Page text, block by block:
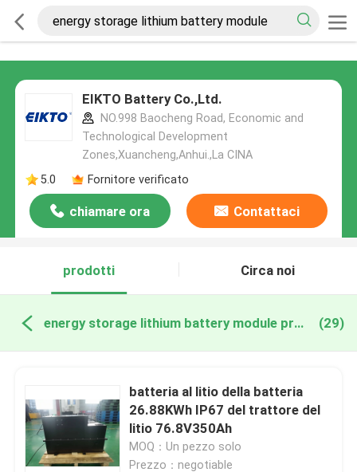
EIKTO Battery Co.,Ltd.
NO.998 Baocheng Road, Economic and
Technological Development
Zones,Xuancheng,Anhui.,La CINA
5.0
Fornitore verificato
chiamare ora Contattaci
prodotti Circa noi
energy storage lithium battery module produzione online (29)
batteria al litio della batteria
26.88KWh IP67 del trattore del
litio 76.8V350Ah
MOQ：Un pezzo solo
Prezzo：negotiable